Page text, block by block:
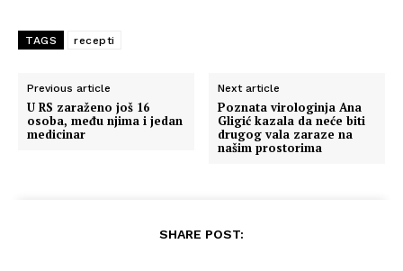
TAGS recepti
Previous article
U RS zaraženo još 16
osoba, među njima i jedan
medicinar
Next article
Poznata virologinja Ana
Gligić kazala da neće biti
drugog vala zaraze na
našim prostorima
SHARE POST: